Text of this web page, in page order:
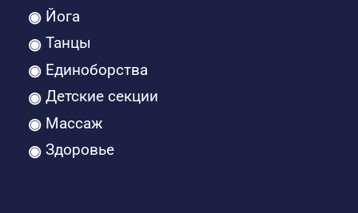
Йога
Танцы
Единоборства
Детские секции
Массаж
Здоровье